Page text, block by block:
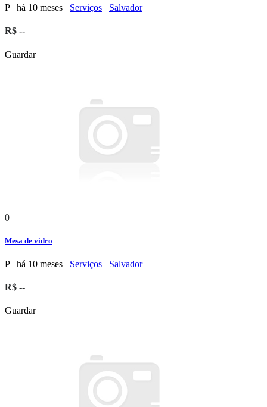
P há 10 meses Serviços Salvador
R$ --
Guardar
0
Mesa de vidro
P há 10 meses Serviços Salvador
R$ --
Guardar